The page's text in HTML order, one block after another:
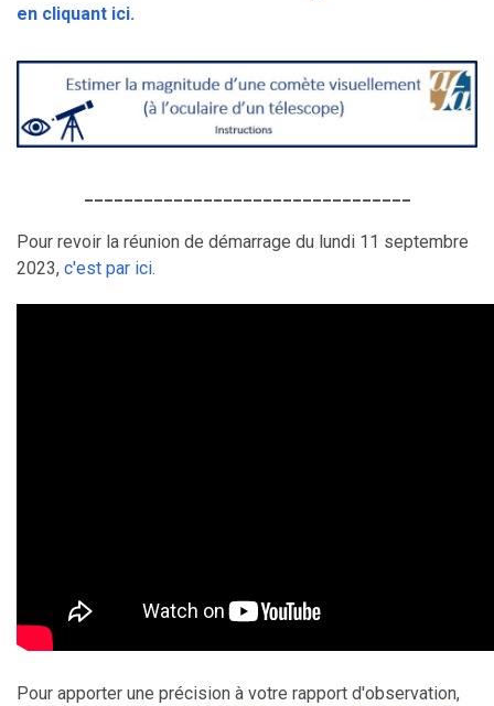
en cliquant ici.
Pour revoir la réunion de démarrage du lundi 11 septembre
2023, c'est par ici.
Pour apporter une précision à votre rapport d'observation,